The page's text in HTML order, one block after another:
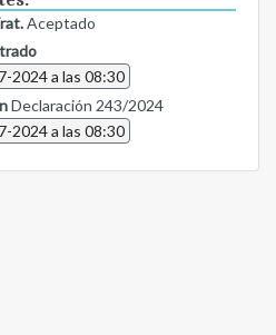
Aceptado
2024 a las 08:30
Declaración 243/2024
2024 a las 08:30